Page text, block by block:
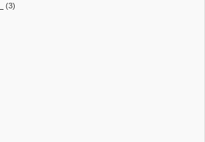
(3)